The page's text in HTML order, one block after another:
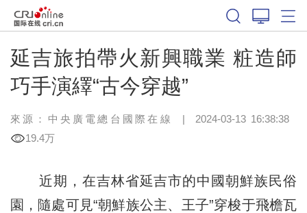
延吉旅拍帶火新興職業 粧造師
巧手演繹“古今穿越”
來源：中央廣電總台國際在線 | 2024-03-13 16:38:38
19.4万
近期，在吉林省延吉市的中國朝鮮族民俗
園，隨處可見“朝鮮族公主、王子”穿梭于飛檐瓦